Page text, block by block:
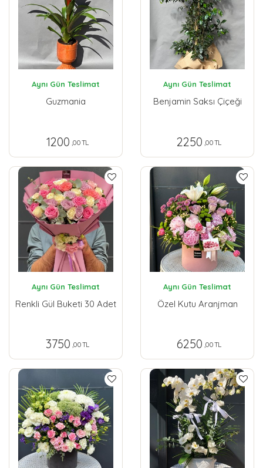
Aynı Gün Teslimat
Guzmania
1200 ,00 TL
Aynı Gün Teslimat
Benjamin Saksı Çiçeği
2250 ,00 TL
Aynı Gün Teslimat
Renkli Gül Buketi 30 Adet
3750 ,00 TL
Aynı Gün Teslimat
Özel Kutu Aranjman
6250 ,00 TL